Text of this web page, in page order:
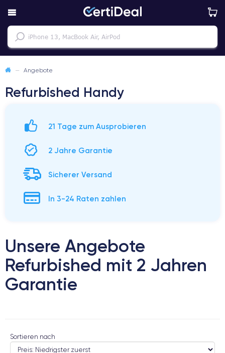
— Angebote
Refurbished Handy
21 Tage zum Ausprobieren
2 Jahre Garantie
Sicherer Versand
In 3-24 Raten zahlen
Unsere Angebote
Refurbished mit 2 Jahren
Garantie
Sortieren nach